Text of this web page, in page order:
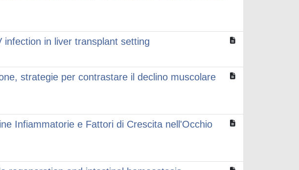
in liver transplant setting
strategie per contrastare il declino muscolare
Infiammatorie e Fattori di Crescita nell'Occhio